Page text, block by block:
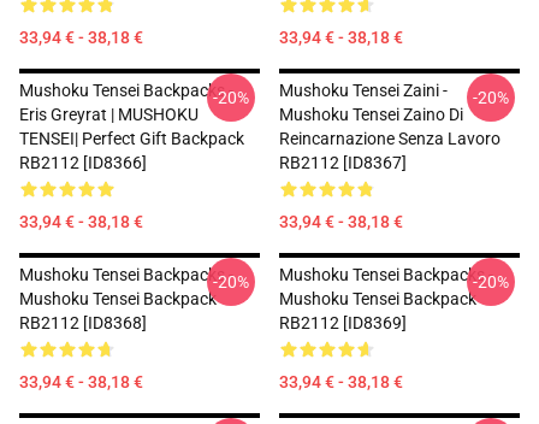
33,94 € - 38,18 € 33,94 € - 38,18 €
Mushoku Tensei Backpacks -
Eris Greyrat | MUSHOKU
TENSEI| Perfect Gift Backpack
RB2112 [ID8366]
33,94 € - 38,18 €
-20%
Mushoku Tensei Zaini -
Mushoku Tensei Zaino Di
Reincarnazione Senza Lavoro
RB2112 [ID8367]
33,94 € - 38,18 €
-20%
Mushoku Tensei Backpacks -
Mushoku Tensei Backpack
RB2112 [ID8368]
33,94 € - 38,18 €
-20%
Mushoku Tensei Backpacks -
Mushoku Tensei Backpack
RB2112 [ID8369]
33,94 € - 38,18 €
-20%